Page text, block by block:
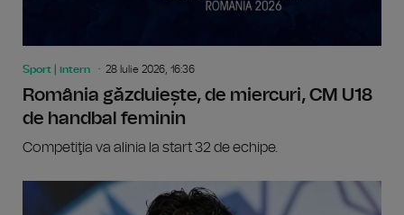
Sport | intern 28 Iulie 2026, 16:36
România găzduiește, de miercuri, CM U18
de handbal feminin
Competiţia va alinia la start 32 de echipe.